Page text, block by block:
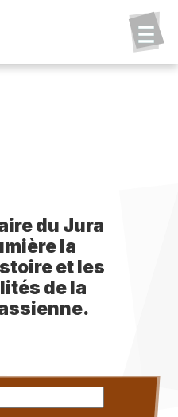
du Jura
la
et les
de la